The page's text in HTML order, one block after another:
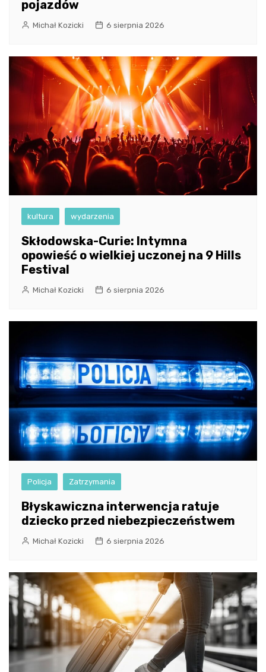
pojazdów
Michał Kozicki 6 sierpnia 2026
kultura wydarzenia
Skłodowska-Curie: Intymna
opowieść o wielkiej uczonej na 9 Hills
Festival
Michał Kozicki 6 sierpnia 2026
Policja Zatrzymania
Błyskawiczna interwencja ratuje
dziecko przed niebezpieczeństwem
Michał Kozicki 6 sierpnia 2026